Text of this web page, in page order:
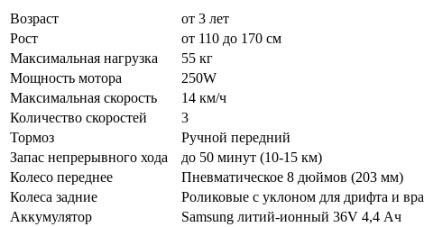
Возраст
от 3 лет
Рост
от 110 до 170 см
Максимальная нагрузка
55 кг
Мощность мотора
250W
Максимальная скорость
14 км/ч
Количество скоростей
3
Тормоз
Ручной передний
Запас непрерывного хода
до 50 минут (10-15 км)
Колесо переднее
Пневматическое 8 дюймов (203 мм)
Колеса задние
Роликовые с уклоном для дрифта и
Аккумулятор
Samsung литий-ионный 36V 4,4 Ач